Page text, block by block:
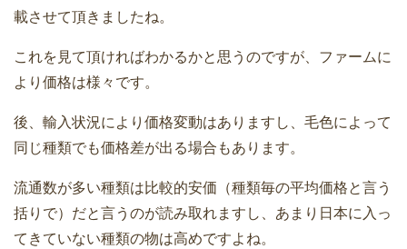
載させて頂きましたね。
これを見て頂ければわかるかと思うのですが、ファームに
より価格は様々です。
後、輸入状況により価格変動はありますし、毛色によって
同じ種類でも価格差が出る場合もあります。
流通数が多い種類は比較的安価（種類毎の平均価格と言う
括りで）だと言うのが読み取れますし、あまり日本に入っ
てきていない種類の物は高めですよね。